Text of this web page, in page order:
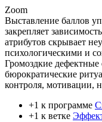
Zoom
Выставление баллов
закрепляет
атрибутов скрывает
психологическими и
Громоздкие
бюрократические
контроля, мотивации,
+1 к программе
+1 к ветке